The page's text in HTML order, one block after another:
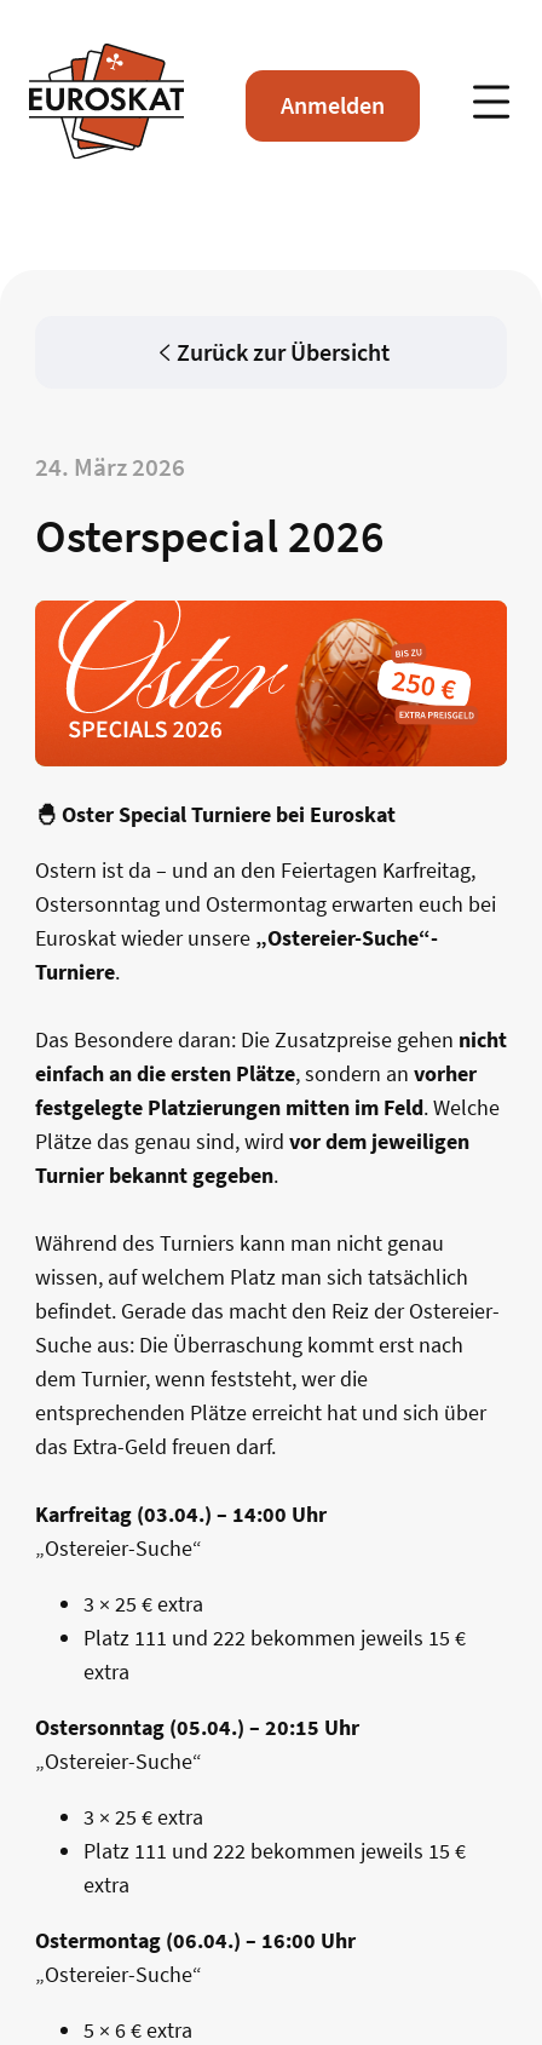
Anmelden
Zurück zur Übersicht
24. März 2026
Osterspecial 2026
🐣 Oster Special Turniere bei Euroskat
Ostern ist da – und an den Feiertagen Karfreitag,
Ostersonntag und Ostermontag erwarten euch bei
Euroskat wieder unsere „Ostereier-Suche“-
Turniere.
Das Besondere daran: Die Zusatzpreise gehen nicht
einfach an die ersten Plätze, sondern an vorher
festgelegte Platzierungen mitten im Feld. Welche
Plätze das genau sind, wird vor dem jeweiligen
Turnier bekannt gegeben.
Während des Turniers kann man nicht genau
wissen, auf welchem Platz man sich tatsächlich
befindet. Gerade das macht den Reiz der Ostereier-
Suche aus: Die Überraschung kommt erst nach
dem Turnier, wenn feststeht, wer die
entsprechenden Plätze erreicht hat und sich über
das Extra-Geld freuen darf.
Karfreitag (03.04.) – 14:00 Uhr
„Ostereier-Suche“
3 × 25 € extra
Platz 111 und 222 bekommen jeweils 15 €
extra
Ostersonntag (05.04.) – 20:15 Uhr
„Ostereier-Suche“
3 × 25 € extra
Platz 111 und 222 bekommen jeweils 15 €
extra
Ostermontag (06.04.) – 16:00 Uhr
„Ostereier-Suche“
5 × 6 € extra